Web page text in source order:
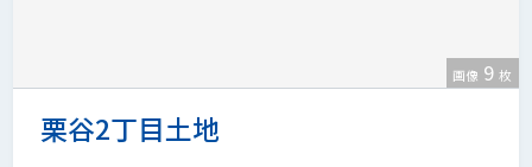
栗谷2丁目土地
画像 9 枚